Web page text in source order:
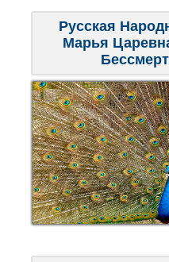
Русская
Марья